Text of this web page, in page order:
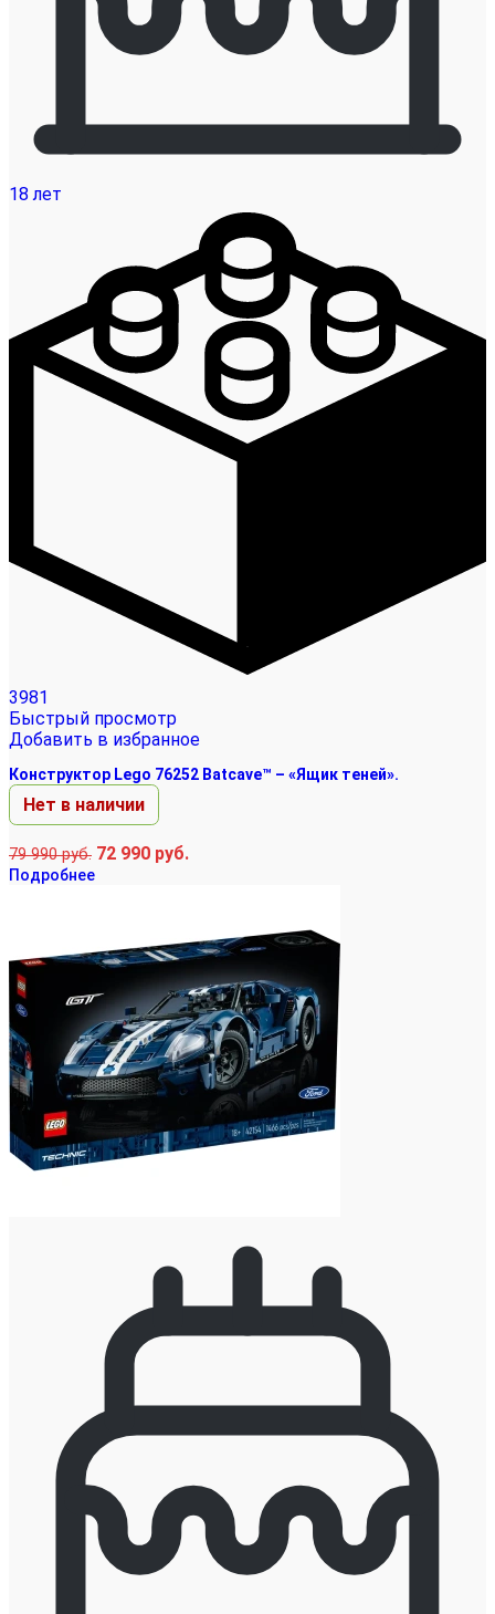
18 лет
3981
Быстрый просмотр
Добавить в избранное
Конструктор Lego 76252 Batcave™ – «Ящик теней».
Нет в наличии
79 990руб. 72 990 руб.
Подробнее